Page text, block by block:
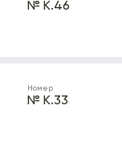
№ К.46
Номер
№ К.33